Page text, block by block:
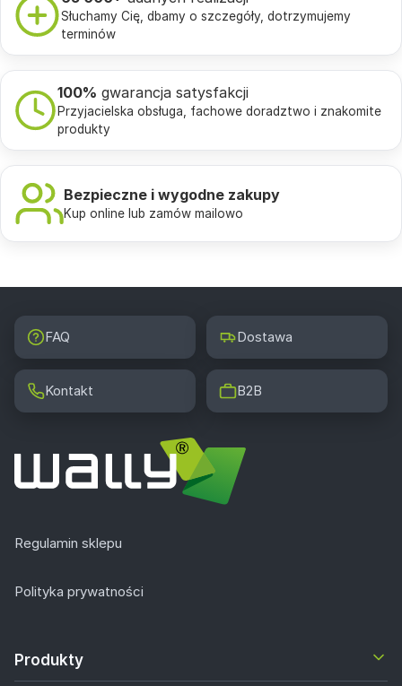
Słuchamy Cię, dbamy o szczegóły, dotrzymujemy
terminów
100% gwarancja satysfakcji
Przyjacielska obsługa, fachowe doradztwo i znakomite
produkty
Bezpieczne i wygodne zakupy
Kup online lub zamów mailowo
FAQ Dostawa
Kontakt B2B
Regulamin sklepu
Polityka prywatności
Produkty